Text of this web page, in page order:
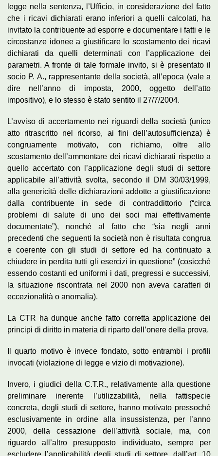
legge nella sentenza, l’Ufficio, in considerazione del fatto
che i ricavi dichiarati erano inferiori a quelli calcolati, ha
invitato la contribuente ad esporre e documentare i fatti e le
circostanze idonee a giustificare lo scostamento dei ricavi
dichiarati da quelli determinati con l’applicazione dei
parametri. A fronte di tale formale invito, si è presentato il
socio P. A., rappresentante della società, all’epoca (vale a
dire nell’anno di imposta, 2000, oggetto dell’atto
impositivo), e lo stesso è stato sentito il 27/7/2004.
L’avviso di accertamento nei riguardi della società (unico
atto ritrascritto nel ricorso, ai fini dell’autosufficienza) è
congruamente motivato, con richiamo, oltre allo
scostamento dell’ammontare dei ricavi dichiarati rispetto a
quello accertato con l’applicazione degli studi di settore
applicabile all’attività svolta, secondo il DM 30/03/1999,
alla genericità delle dichiarazioni addotte a giustificazione
dalla contribuente in sede di contraddittorio (“circa
problemi di salute di uno dei soci mai effettivamente
documentate”), nonché al fatto che “sia negli anni
precedenti che seguenti la società non è risultata congrua
e coerente con gli studi di settore ed ha continuato a
chiudere in perdita tutti gli esercizi in questione” (cosicché
essendo costanti ed uniformi i dati, pregressi e successivi,
la situazione riscontrata nel 2000 non aveva caratteri di
eccezionalità o anomalia).
La CTR ha dunque anche fatto corretta applicazione dei
principi di diritto in materia di riparto dell’onere della prova.
Il quarto motivo è invece fondato, sotto entrambi i profili
invocati (violazione di legge e vizio di motivazione).
Invero, i giudici della C.T.R., relativamente alla questione
preliminare inerente l’utilizzabilità, nella fattispecie
concreta, degli studi di settore, hanno motivato pressoché
esclusivamente in ordine alla insussistenza, per l’anno
2000, della cessazione dell’attività sociale, ma, con
riguardo all’altro presupposto individuato, sempre per